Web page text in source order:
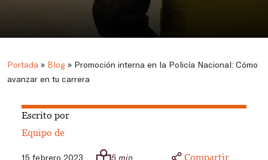
Portada » Blog » Promoción interna en la Policía Nacional: Cómo
avanzar en tu carrera
Escrito por
Equipo de
15 febrero 2023 5 min Compartir